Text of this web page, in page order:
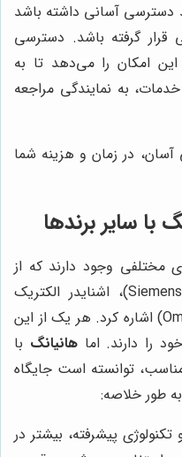
دسترسی آسانی داشته باشد
گرفته باشد. دسترسی
امکان را می‌دهد تا به
به نمایندگی مراجعه
در زمان و هزینه شما
با سایر برندها
مختلفی وجود دارند که از
جمله آن‌ها می‌توان به زیمنس (Siemens)، اشنایدر الکتریک
(Schneider Electric) و امرن (Omron) اشاره کرد. هر یک از این
را دارند. اماهانیانگ با
توانسته است جایگاه
به طور خلاصه:
پیشرفته، بیشتر در